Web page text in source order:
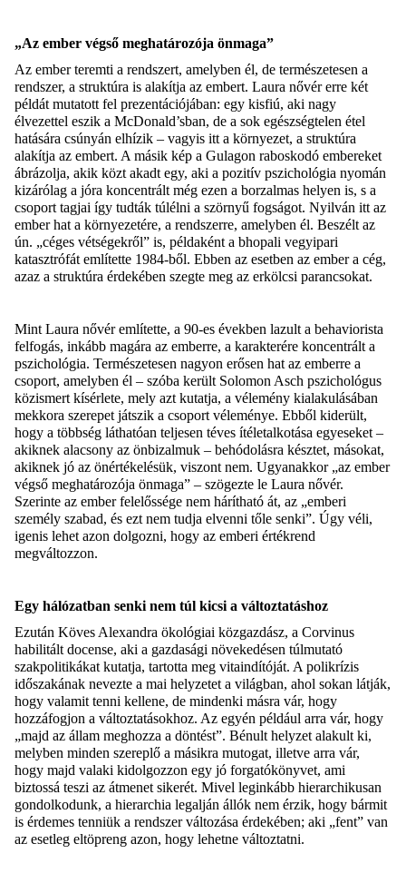
„Az ember végső meghatározója önmaga”
Az ember teremti a rendszert, amelyben él, de természetesen a
rendszer, a struktúra is alakítja az embert. Laura nővérerre két
példát mutatott fel prezentációjában: egy kisfiú, aki nagy
élvezettel eszik a McDonald’sban, de a sok egészségtelen étel
hatására csúnyán elhízik – vagyis itt a környezet, a struktúra
alakítja az embert. A másik kép a Gulagon raboskodó embereket
ábrázolja, akik közt akadt egy, aki a pozitív pszichológia nyomán
kizárólag a jóra koncentrált még ezen a borzalmas helyen is, s a
csoport tagjai így tudták túlélni a szörnyű fogságot. Nyilván itt az
ember hat a környezetére, a rendszerre, amelyben él. Beszélt az
ún. „céges vétségekről” is, példaként a bhopali vegyipari
katasztrófát említette 1984-ből. Ebben az esetben az ember a cég,
azaz a struktúra érdekében szegte meg az erkölcsi parancsokat.
Mint Laura nővér említette, a 90-es években lazult a behaviorista
felfogás, inkább magára az emberre, a karakterére koncentrált a
pszichológia. Természetesen nagyon erősen hat az emberre a
csoport, amelyben él – szóba került Solomon Asch pszichológus
közismert kísérlete, mely azt kutatja, a vélemény kialakulásában
mekkora szerepet játszik a csoport véleménye. Ebből kiderült,
hogy a többség láthatóan teljesen téves ítéletalkotása egyeseket –
akiknek alacsony az önbizalmuk – behódolásra késztet, másokat,
akiknek jó az önértékelésük, viszont nem. Ugyanakkor „az ember
végső meghatározója önmaga” – szögezte le Laura nővér.
Szerinte az ember felelőssége nem hárítható át, az „emberi
személy szabad, és ezt nem tudja elvenni tőle senki”. Úgy véli,
igenis lehet azon dolgozni, hogy az emberi értékrend
megváltozzon.
Egy hálózatban senki nem túl kicsi a változtatáshoz
Ezután Köves Alexandra ökológiai közgazdász, a Corvinus
habilitált docense, aki a gazdasági növekedésen túlmutató
szakpolitikákat kutatja, tartotta meg vitaindítóját. A polikrízis
időszakának nevezte a mai helyzetet a világban, ahol sokan látják,
hogy valamit tenni kellene, de mindenki másra vár, hogy
hozzáfogjon a változtatásokhoz. Az egyén például arra vár, hogy
„majd az állam meghozza a döntést”. Bénult helyzet alakult ki,
melyben minden szereplő a másikra mutogat, illetve arra vár,
hogy majd valaki kidolgozzon egy jó forgatókönyvet, ami
biztossá teszi az átmenet sikerét. Mivel leginkább hierarchikusan
gondolkodunk, a hierarchia legalján állók nem érzik, hogy bármit
is érdemes tenniük a rendszer változása érdekében; aki „fent” van
az esetleg eltöpreng azon, hogy lehetne változtatni.